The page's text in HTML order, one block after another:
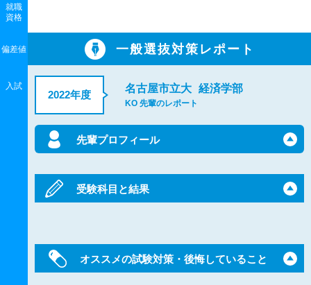
就職
資格
偏差値
入試
一般選抜対策レポート
2022年度
名古屋市立大 経済学部
KO 先輩のレポート
先輩プロフィール
受験科目と結果
オススメの試験対策・後悔していること